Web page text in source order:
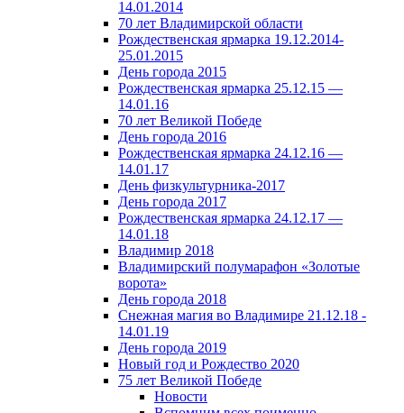
14.01.2014
70 лет Владимирской области
Рождественская ярмарка 19.12.2014-
25.01.2015
День города 2015
Рождественская ярмарка 25.12.15 —
14.01.16
70 лет Великой Победе
День города 2016
Рождественская ярмарка 24.12.16 —
14.01.17
День физкультурника-2017
День города 2017
Рождественская ярмарка 24.12.17 —
14.01.18
Владимир 2018
Владимирский полумарафон «Золотые
ворота»
День города 2018
Снежная магия во Владимире 21.12.18 -
14.01.19
День города 2019
Новый год и Рождество 2020
75 лет Великой Победе
Новости